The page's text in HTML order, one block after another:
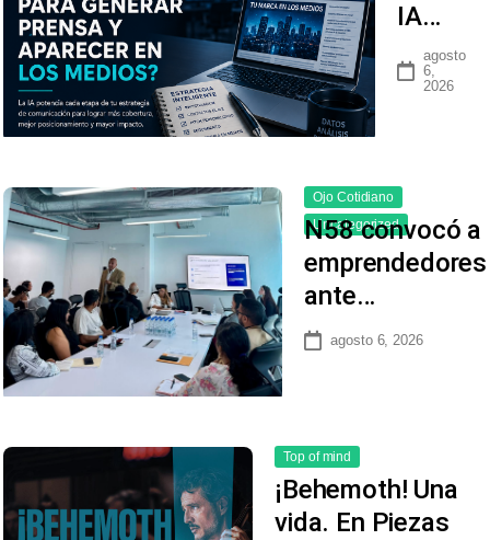
IA…
agosto
6,
2026
Ojo Cotidiano
Uncategorized
N58 convocó a
emprendedores
ante…
agosto 6, 2026
Top of mind
¡Behemoth! Una
vida. En Piezas